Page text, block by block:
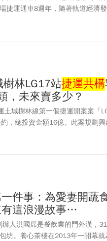
捷運通車8週年，隨著軌道經濟
錄資料，統計桃園機場捷運各站
林LG17站捷運共構
未來賣多少？
城樹林線第一個捷運開案案「
，總投資金額16億。此案規劃
交金額已破5字頭。
件事：為愛妻開蔬
這浪漫故事…
辦人洪國席是餐飲業的門外漢，
坊。養心茶樓在2013年一開幕